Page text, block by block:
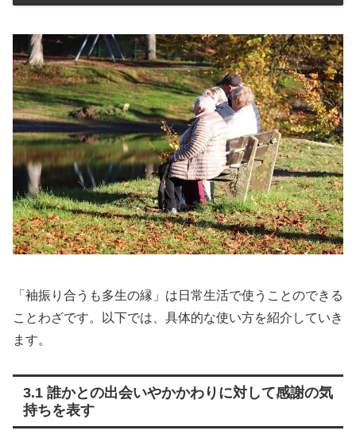
「袖振り合うも多生の縁」は日常生活で使うことのできる
ことわざです。以下では、具体的な使い方を紹介していき
ます。
3.1 誰かとの出会いやかかわりに対して感謝の気
持ちを表す